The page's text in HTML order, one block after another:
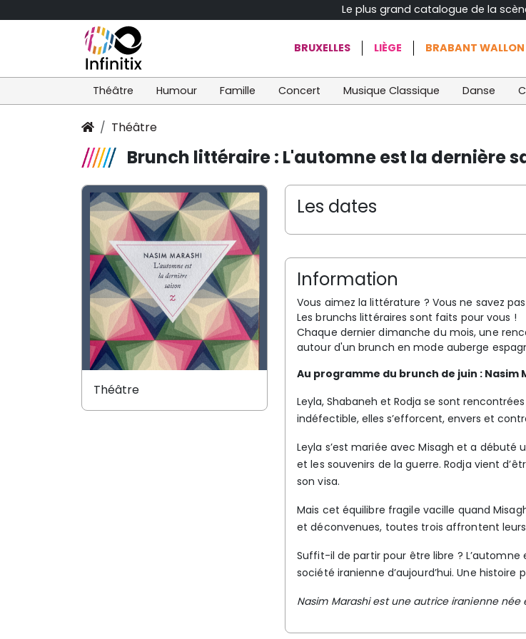
Le plus grand catalogue de la
BRUXELLES LIÈGE BRABANT WALLON
Théâtre Humour Famille Concert Musique Classique Danse
Théâtre
Brunch littéraire : L'automne est la dernière
Les dates
Information
Vous aimez la littérature ? Vous ne savez
Les brunchs littéraires sont faits pour vous !
Chaque dernier dimanche du mois, une
autour d'un brunch en mode auberge
Au programme du brunch de juin : Nasim
Leyla, Shabaneh et Rodja se sont
indéfectible, elles s’efforcent, envers et
Leyla s’est mariée avec Misagh et a
et les souvenirs de la guerre. Rodja vient
son visa.
Mais cet équilibre fragile vacille quand
et déconvenues, toutes trois affrontent
Suffit-il de partir pour être libre ?
société iranienne d’aujourd’hui. Une histoire
Nasim Marashi est une autrice iranienne née
Théâtre